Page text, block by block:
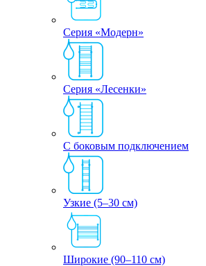
Серия «Модерн»
Серия «Лесенки»
С боковым подключением
Узкие (5–30 см)
Широкие (90–110 см)